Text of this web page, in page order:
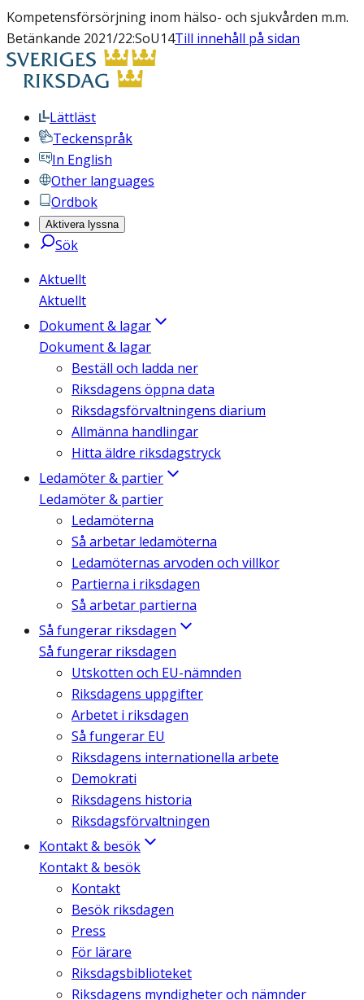
Kompetensförsörjning inom hälso- och sjukvården m.m.
Betänkande 2021/22:SoU14Till innehåll på sidan
Lättläst
Teckenspråk
In English
Other languages
Ordbok
Aktivera lyssna
Sök
Aktuellt
Aktuellt
Dokument & lagar
Dokument & lagar
Beställ och ladda ner
Riksdagens öppna data
Riksdagsförvaltningens diarium
Allmänna handlingar
Hitta äldre riksdagstryck
Ledamöter & partier
Ledamöter & partier
Ledamöterna
Så arbetar ledamöterna
Ledamöternas arvoden och villkor
Partierna i riksdagen
Så arbetar partierna
Så fungerar riksdagen
Så fungerar riksdagen
Utskotten och EU-nämnden
Riksdagens uppgifter
Arbetet i riksdagen
Så fungerar EU
Riksdagens internationella arbete
Demokrati
Riksdagens historia
Riksdagsförvaltningen
Kontakt & besök
Kontakt & besök
Kontakt
Besök riksdagen
Press
För lärare
Riksdagsbiblioteket
Riksdagens myndigheter och nämnder